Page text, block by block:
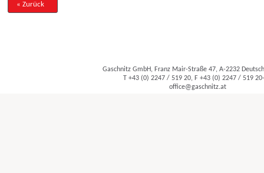
« Zurück
Gaschnitz GmbH, Franz Mair-Straße 47, A-2232
T +43 (0) 2247 / 519 20, F +43 (0) 2247 / 519
office@gaschnitz.at